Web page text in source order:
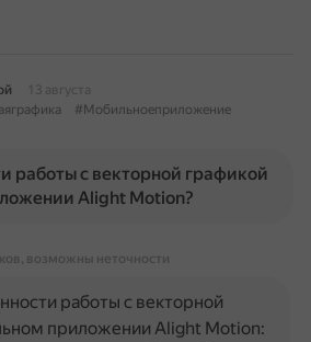
13 августа
#Мобильноеприложение
работы с векторной графикой
Alight Motion?
возможны неточности
работы с векторной
приложении Alight Motion: